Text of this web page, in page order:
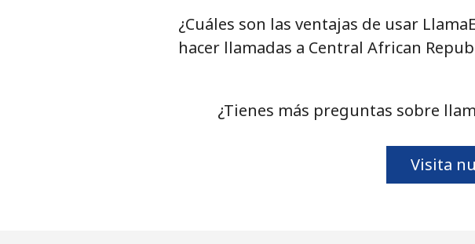
Celular ⁦1.6¢⁩
China
¿Cuáles son las ventajas de usar
hacer llamadas a Central African
¿Tienes más preguntas sobre
Visita